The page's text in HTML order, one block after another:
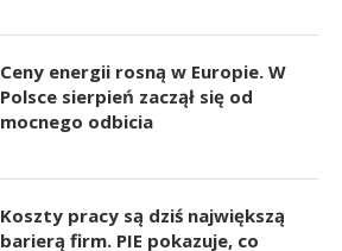
Ceny energii rosną w Europie. W
Polsce sierpień zaczął się od
mocnego odbicia
Koszty pracy są dziś największą
barierą firm. PIE pokazuje, co